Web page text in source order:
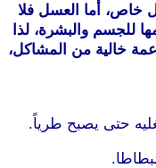
خاص، أما العسل فلا
للجسم والبشرة، لذا
خالية من المشاكل،
حتى يصبح طرياً.